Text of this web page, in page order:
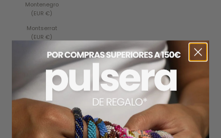
Montenegro
(EUR €)
Montserrat
(EUR €)
Morocco (EUR
€)
Mozambique
(EUR €)
Myanmar
(Burma) (EUR
Namibia (EUR